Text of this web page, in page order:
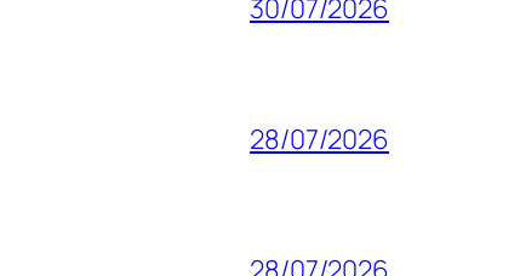
30/07/2026
28/07/2026